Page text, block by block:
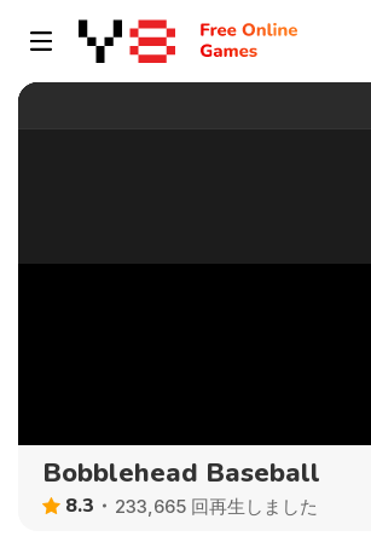
Bobblehead Baseball
8.3 233,665 回再生しました